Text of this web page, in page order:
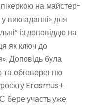
на майстер-
викладанні» для
із доповіддю на
як ключ до
Доповідь була
та обговоренню
Erasmus+
бере участь уже